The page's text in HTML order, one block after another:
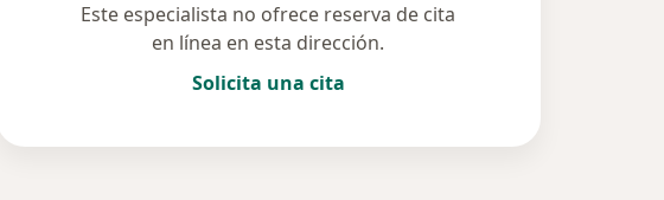
Dudas solucionadas (10)
Este especialista no ofrece reserva de cita
en línea en esta dirección.
Solicita una cita